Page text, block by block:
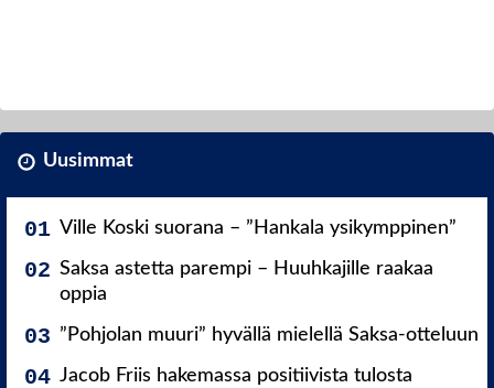
Uusimmat
Ville Koski suorana – ”Hankala ysikymppinen”
Saksa astetta parempi – Huuhkajille raakaa
oppia
”Pohjolan muuri” hyvällä mielellä Saksa-otteluun
Jacob Friis hakemassa positiivista tulosta